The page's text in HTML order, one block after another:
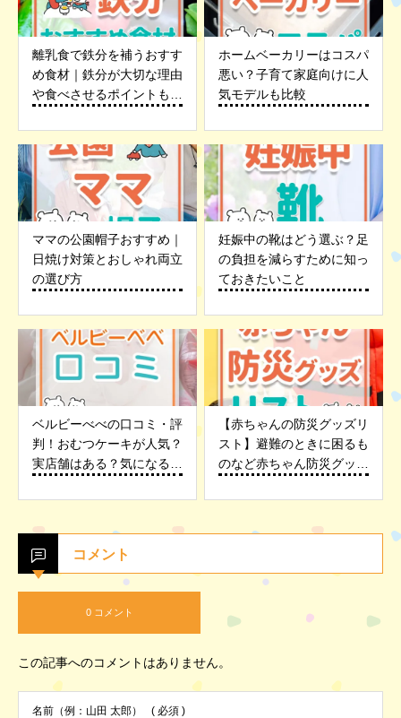
離乳食で鉄分を補うおすす
め食材｜鉄分が大切な理由
や食べさせるポイントも紹
ホームベーカリーはコスパ
悪い？子育て家庭向けに人
気モデルも比較
ママの公園帽子おすすめ｜
日焼け対策とおしゃれ両立
の選び方
妊娠中の靴はどう選ぶ？足
の負担を減らすために知っ
ておきたいこと
ベルビーべべの口コミ・評
判！おむつケーキが人気？
実店舗はある？気になる疑
【赤ちゃんの防災グッズリ
スト】避難のときに困るも
のなど赤ちゃん防災グッズ
コメント
0 コメント
この記事へのコメントはありません。
名前（例：山田 太郎） ( 必須 )